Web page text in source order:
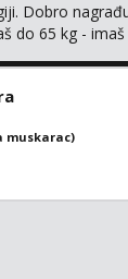
Dobro
do 65 kg -
muskarac)